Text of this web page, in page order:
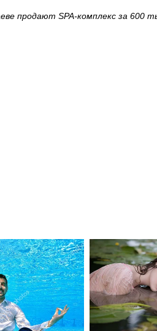
продают SPA-комплекс за 600